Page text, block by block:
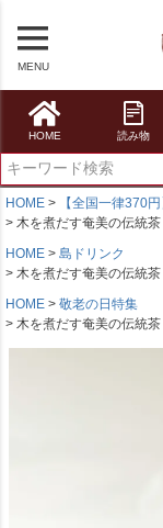
MENU
HOME 読み物
HOME
【全国一律370
木を煮だす奄美の伝統
HOME
島ドリンク
木を煮だす奄美の伝統
HOME
敬老の日特集
木を煮だす奄美の伝統